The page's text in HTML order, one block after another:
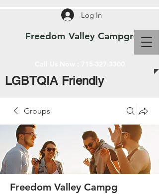
Freedom Valley Campground
Log In
LGBTQIA Friendly
Groups
Freedom Valley Campg